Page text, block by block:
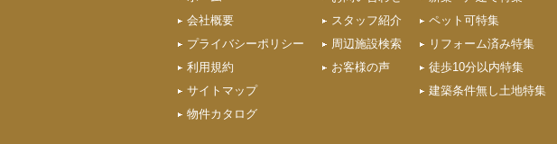
会社概要
プライバシーポリシー
利用規約
サイトマップ
物件カタログ
スタッフ紹介
周辺施設検索
お客様の声
ペット可特集
リフォーム済み特集
徒歩10分以内特集
建築条件無し土地特集